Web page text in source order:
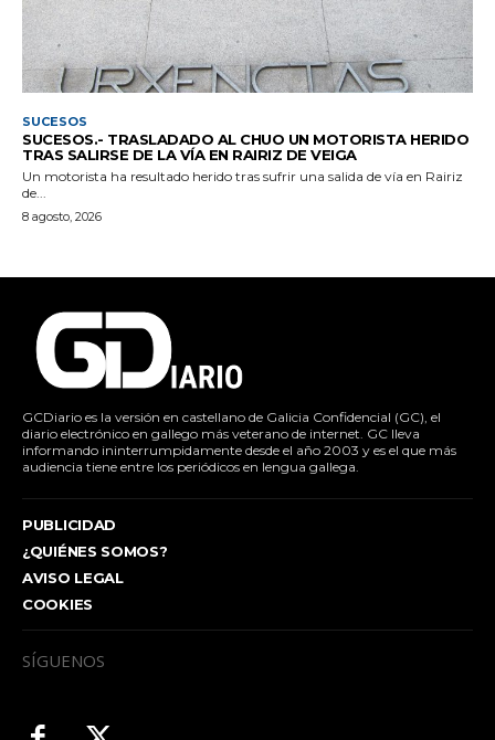
SUCESOS
SUCESOS.- TRASLADADO AL CHUO UN MOTORISTA HERIDO
TRAS SALIRSE DE LA VÍA EN RAIRIZ DE VEIGA
Un motorista ha resultado herido tras sufrir una salida de vía en Rairiz
de...
8 agosto, 2026
GCDiario es la versión en castellano de Galicia Confidencial (GC), el
diario electrónico en gallego más veterano de internet. GC lleva
informando ininterrumpidamente desde el año 2003 y es el que más
audiencia tiene entre los periódicos en lengua gallega.
PUBLICIDAD
¿QUIÉNES SOMOS?
AVISO LEGAL
COOKIES
SÍGUENOS